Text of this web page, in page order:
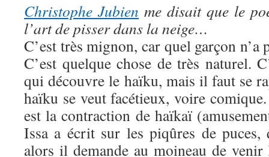
Christophe Jubien me disait que le
l’art de pisser dans la neige…
C’est très mignon, car quel garçon n’a
C’est quelque chose de très naturel.
qui découvre le haïku, mais il faut se
haïku se veut facétieux, voire
est la contraction de haïkaï
Issa a écrit sur les piqûres de puces,
alors il demande au moineau de